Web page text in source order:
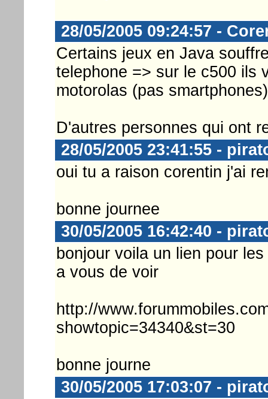
28/05/2005 09:24:57 -
Certains jeux en Java
telephone => sur le c500 ils
motorolas (pas
D'autres personnes qui ont
28/05/2005 23:41:55 -
oui tu a raison corentin j'ai
bonne journee
30/05/2005 16:42:40 -
bonjour voila un lien pour
a vous de voir
http://
showtopic=34340&st=30
bonne journe
30/05/2005 17:03:07 -